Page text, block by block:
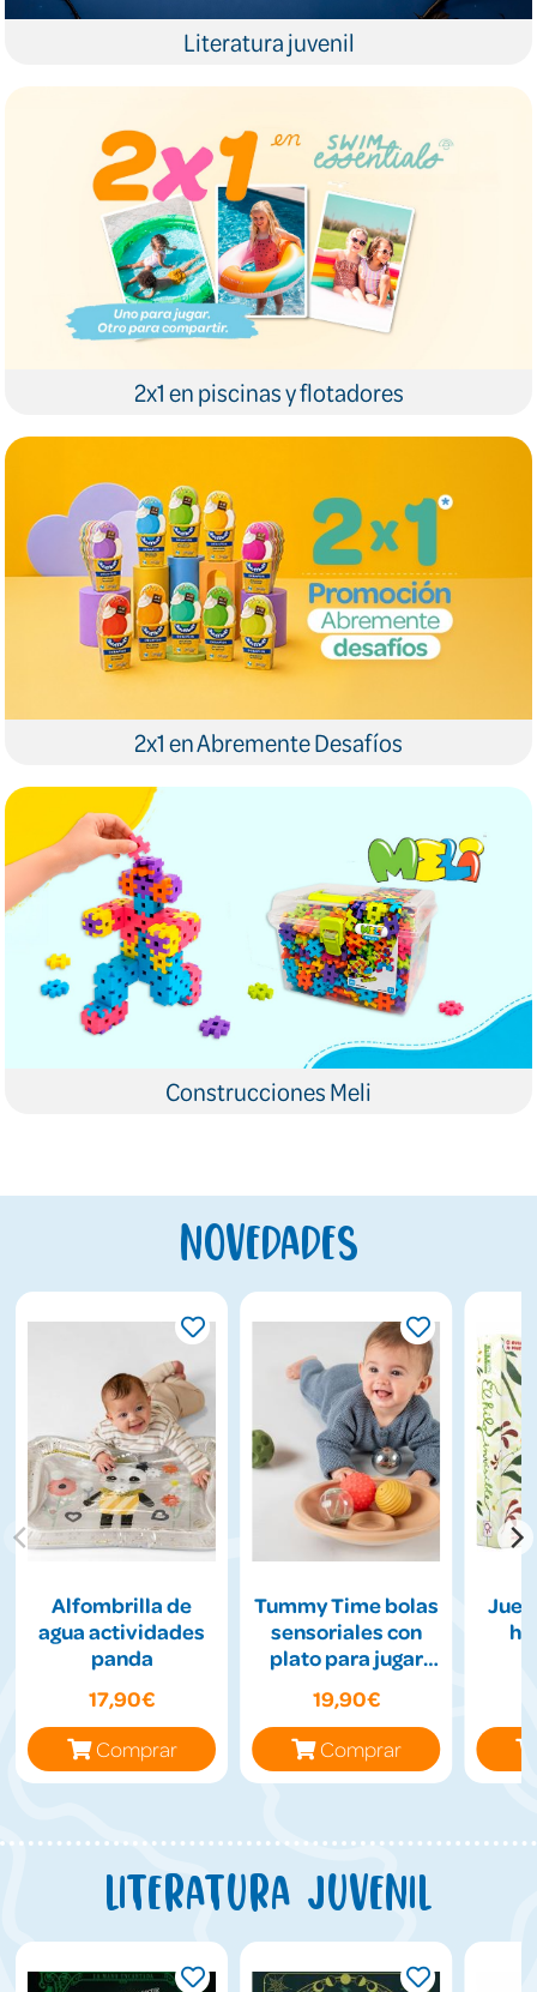
Literatura juvenil
2x1 en piscinas y flotadores
2x1 en Abremente Desafíos
Construcciones Meli
Novedades
Alfombrilla de
agua actividades
panda
17,90€
Comprar
Tummy Time bolas
sensoriales con
plato para jugar
19,90€
Comprar
Literatura juvenil